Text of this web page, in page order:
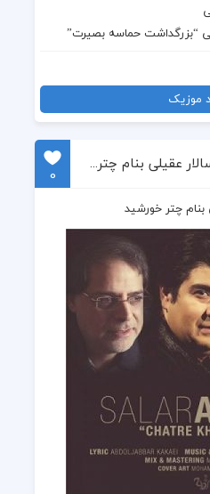
“بزرگداشت حماسه بصیرت”
موزیک
دانلود آهنگ جدید سالار عقیلی بنام چتر خورشید
0
بنام چتر خورشید